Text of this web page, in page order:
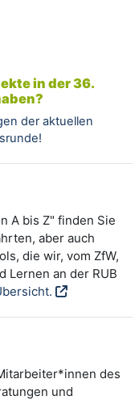
in der 36.
der aktuellen
A bis Z" finden Sie
aber auch
die wir, vom ZfW,
Lernen an der RUB
des
und